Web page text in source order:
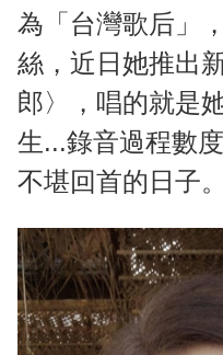
為「台灣歌后」
絲，近日她推出
郎〉，唱的就是
生...錄音過程數
不堪回首的日子。